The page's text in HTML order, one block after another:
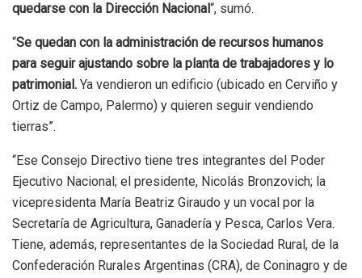
quedarse con la Dirección Nacional “, sumó.
“Se quedan con la administración de recursos humanos
para seguir ajustando sobre la planta de trabajadores y lo
patrimonial. Ya vendieron un edificio (ubicado en Cerviño y
Ortiz de Campo, Palermo) y quieren seguir vendiendo
tierras”.
“Ese Consejo Directivo tiene tres integrantes del Poder
Ejecutivo Nacional; el presidente, Nicolás Bronzovich; la
vicepresidenta María Beatriz Giraudo y un vocal por la
Secretaría de Agricultura, Ganadería y Pesca, Carlos Vera.
Tiene, además, representantes de la Sociedad Rural, de la
Confederación Rurales Argentinas (CRA), de Coninagro y de